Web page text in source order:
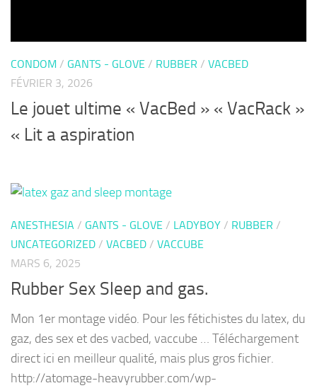
CONDOM / GANTS - GLOVE / RUBBER / VACBED
FÉVRIER 3, 2026
Le jouet ultime « VacBed » « VacRack »
« Lit a aspiration
ANESTHESIA / GANTS - GLOVE / LADYBOY / RUBBER /
UNCATEGORIZED / VACBED / VACCUBE
MARS 6, 2025
Rubber Sex Sleep and gas.
Mon 1er montage vidéo. Pour les fétichistes du latex, du
gaz, des sex et des vacbed, vaccube … Téléchargement
direct ici en meilleur qualité, mais plus gros fichier.
http://atomage-heavyrubber.com/wp-